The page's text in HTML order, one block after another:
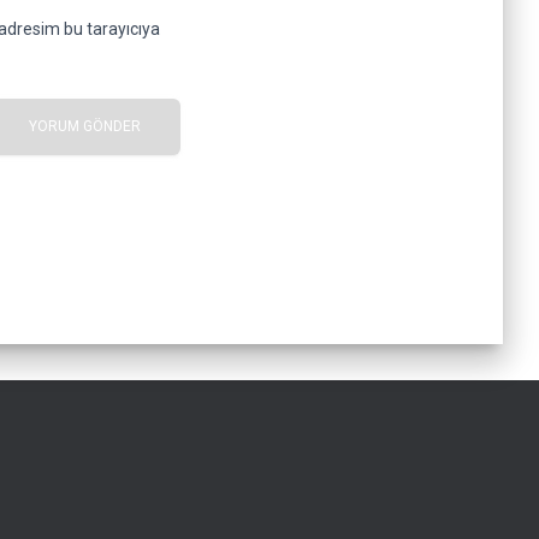
bu tarayıcıya